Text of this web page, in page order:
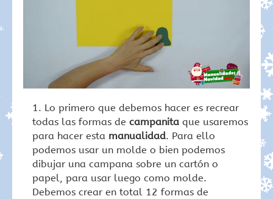
Lo primero que debemos hacer es recrear
todas las formas de campanita que usaremos
para hacer esta manualidad. Para ello
podemos usar un molde o bien podemos
dibujar una campana sobre un cartón o
papel, para usar luego como molde.
Debemos crear en total 12 formas de